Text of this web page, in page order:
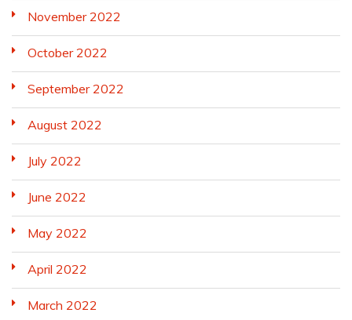
November 2022
October 2022
September 2022
August 2022
July 2022
June 2022
May 2022
April 2022
March 2022